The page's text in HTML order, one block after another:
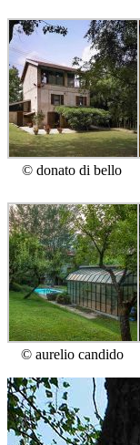
© donato di bello
© aurelio candido